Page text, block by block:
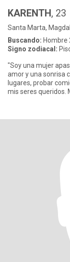
KARENTH, 23
Santa Marta,
Buscando: Hombre
Signo zodiacal:
"Soy una mujer
amor y una sonrisa
lugares, probar
mis seres queridos.